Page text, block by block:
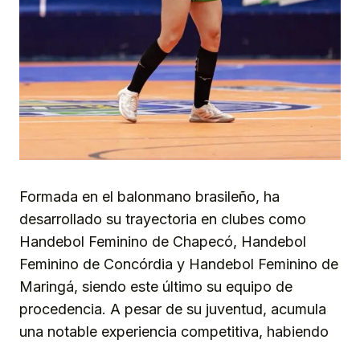
Formada en el balonmano brasileño, ha
desarrollado su trayectoria en clubes como
Handebol Feminino de Chapecó, Handebol
Feminino de Concórdia y Handebol Feminino de
Maringá, siendo este último su equipo de
procedencia. A pesar de su juventud, acumula
una notable experiencia competitiva, habiendo